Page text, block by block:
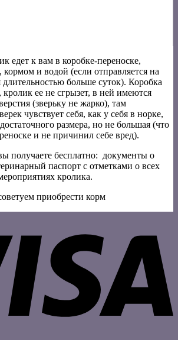
едет к вам в коробке-переноске,
и водой (если отправляется на
больше суток). Коробка
кролик ее не сгрызет, в ней имеются
(зверьку не жарко), там
чувствует себя, как у себя в норке,
размера, но не большая (что
и не причинил себе вред).
получаете бесплатно: документы о
паспорт с отметками о всех
кролика.
приобрести корм